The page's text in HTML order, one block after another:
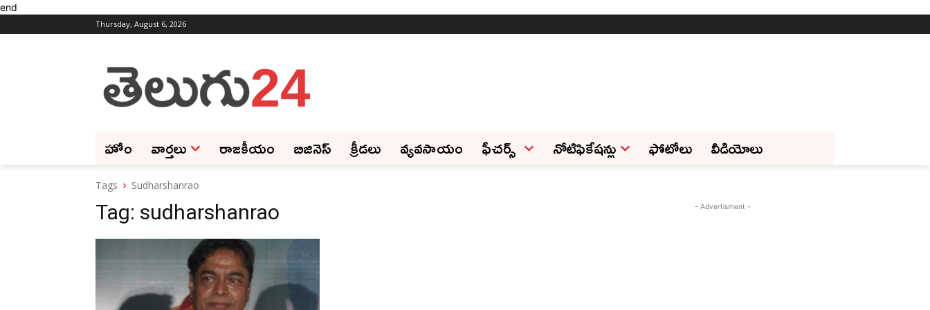
end
Thursday, August 6, 2026
హోం వార్తలు రాజకీయం బిజినెస్‌ క్రీడలు వ్యవసాయం ఫీచ‌ర్స్ ‌ నోటిఫికేషన్లు ఫోటోలు వీడియోలు
Tags Sudharshanrao
Tag: sudharshanrao - Advertisment -